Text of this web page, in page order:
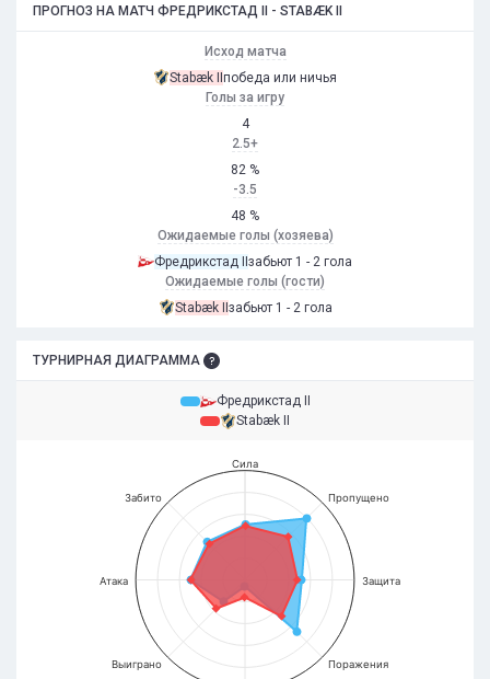
ПРОГНОЗ НА МАТЧ ФРЕДРИКСТАД II - STABÆK II
Исход матча
Stabæk II победа или ничья
Голы за игру
4
2.5+
82 %
-3.5
48 %
Ожидаемые голы (хозяева)
Фредрикстад II забьют 1 - 2 гола
Ожидаемые голы (гости)
Stabæk II забьют 1 - 2 гола
ТУРНИРНАЯ ДИАГРАММА
Фредрикстад II
Stabæk II
Сила
Пропущено
Защита
Поражения
Выиграно
Атака
Забито